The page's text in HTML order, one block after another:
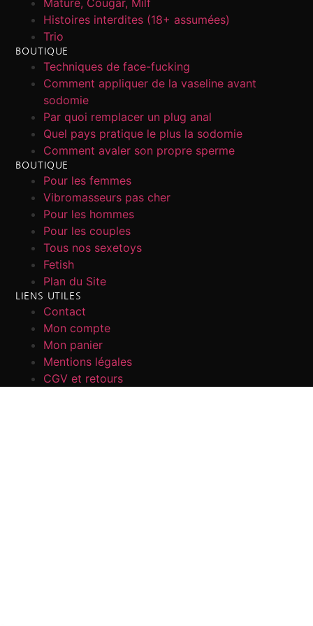
Histoires interdites (18+ assumées)
Trio
BOUTIQUE
Techniques de face-fucking
Comment appliquer de la vaseline avant
sodomie
Par quoi remplacer un plug anal
Quel pays pratique le plus la sodomie
Comment avaler son propre sperme
BOUTIQUE
Pour les femmes
Vibromasseurs pas cher
Pour les hommes
Pour les couples
Tous nos sexetoys
Fetish
Plan du Site
LIENS UTILES
Contact
Mon compte
Mon panier
Mentions légales
CGV et retours